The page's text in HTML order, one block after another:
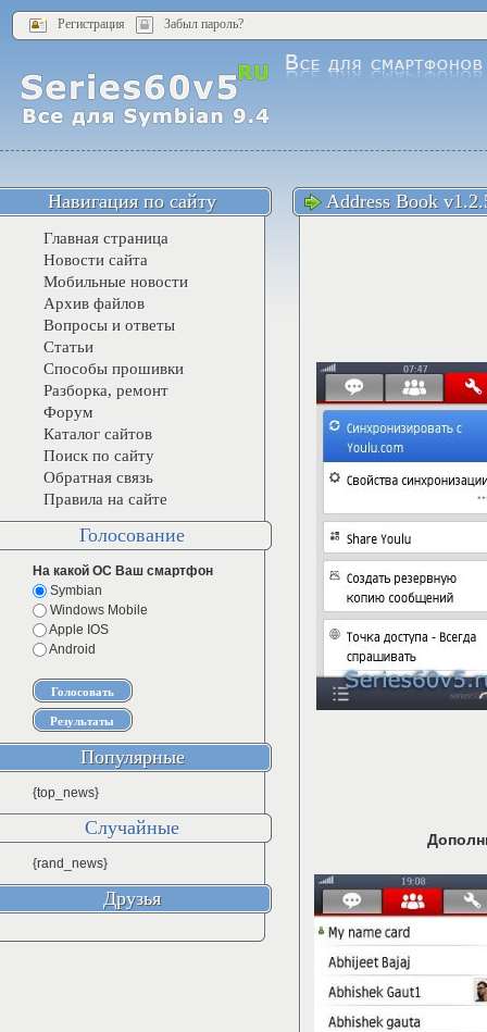
Регистрация Забыл пароль?
Address Book
Навигация по сайту
Главная страница
Новости сайта
Мобильные новости
Архив файлов
Вопросы и ответы
Статьи
Способы прошивки
Разборка, ремонт
Форум
Каталог сайтов
Поиск по сайту
Обратная связь
Правила на сайте
Голосование
На какой ОС Ваш смартфон
Symbian
Windows Mobile
Apple IOS
Android
Популярные
{top_news}
Случайные
{rand_news}
Друзья